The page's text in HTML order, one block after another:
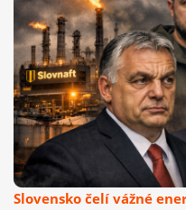
Slovensko čelí vážné